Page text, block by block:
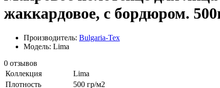
жаккардовое, с бордюром.
Производитель: Bulgaria-Tex
Модель: Lima
0 отзывов
Коллекция
Lima
Плотность
500 гр/м2